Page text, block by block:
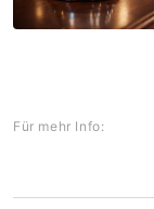
Für mehr Info: